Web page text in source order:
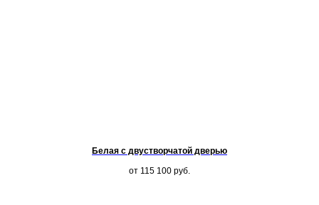
Белая с двустворчатой дверью
от 115 100 руб.